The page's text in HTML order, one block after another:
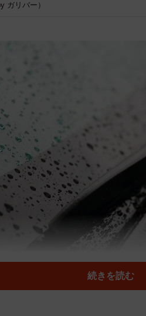
ガリバー）
続きを読む